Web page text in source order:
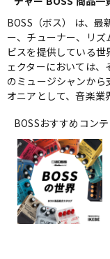
エレキギター
ベース
ドラム
キーボード
BOSS（ボス） は、最
ー、チューナー、リ
ビスを提供している
ェクターにおいては、
のミュージシャンから
オニアとして、音楽業
BOSSおすすめコン